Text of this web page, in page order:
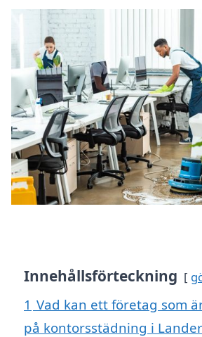
Innehållsförteckning
1 Vad kan ett företag som
på kontorsstädning i